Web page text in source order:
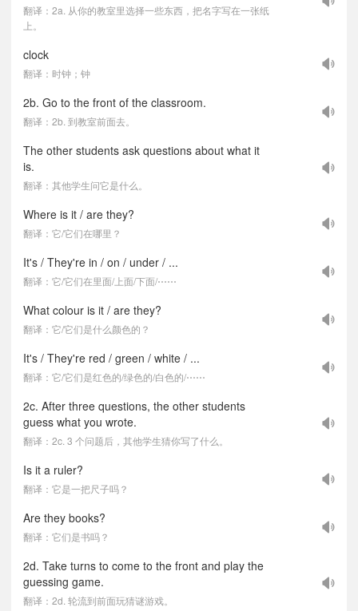
翻译：2a. 从你的教室里选择一些东西，把名字写在一张纸
上。
clock
翻译：时钟；钟
2b. Go to the front of the classroom.
翻译：2b. 到教室前面去。
The other students ask questions about what it
is.
翻译：其他学生问它是什么。
Where is it / are they?
翻译：它/它们在哪里？
It's / They're in / on / under / ...
翻译：它/它们在里面/上面/下面/⋯⋯
What colour is it / are they?
翻译：它/它们是什么颜色的？
It's / They're red / green / white / ...
翻译：它/它们是红色的/绿色的/白色的/⋯⋯
2c. After three questions, the other students
guess what you wrote.
翻译：2c. 3 个问题后，其他学生猜你写了什么。
Is it a ruler?
翻译：它是一把尺子吗？
Are they books?
翻译：它们是书吗？
2d. Take turns to come to the front and play the
guessing game.
翻译：2d. 轮流到前面玩猜谜游戏。